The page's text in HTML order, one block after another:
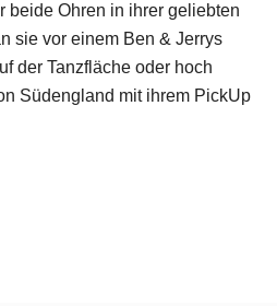
beide Ohren in ihrer geliebten
sie vor einem Ben & Jerrys
der Tanzfläche oder hoch
Südengland mit ihrem PickUp